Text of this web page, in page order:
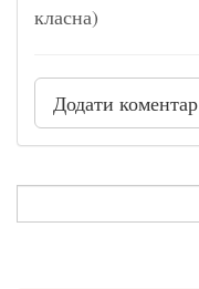
класна)
Додати коментар